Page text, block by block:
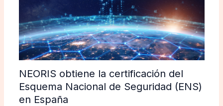
NEORIS obtiene la certificación del
Esquema Nacional de Seguridad (ENS)
en España